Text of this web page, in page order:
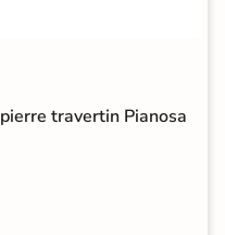
travertin Pianosa